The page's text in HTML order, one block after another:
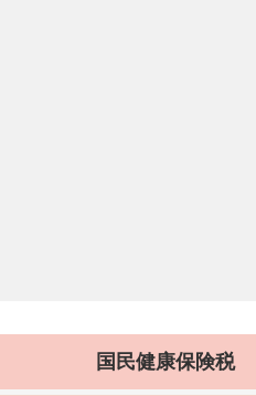
国民健康保険税